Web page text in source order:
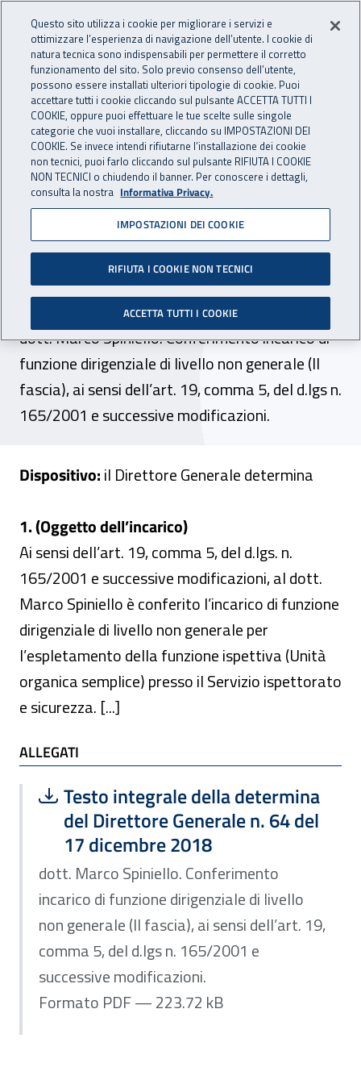
INAIL - Istituto Nazionale
Apri cerca
Navigazione principale
Navigazione - Ti trovi in:
Home Atti e documenti Determine Direttore Generale
17 dicembre 2018
17 dicembre 2018
Determina del Direttore
Generale n. 64 del 17
dicembre 2018
dott. Marco Spiniello. Conferimento incarico di
funzione dirigenziale di livello non generale (II
fascia), ai sensi dell’art. 19, comma 5, del d.lgs n.
165/2001 e successive modificazioni.
Dispositivo:il Direttore Generale determina
1. (Oggetto dell’incarico)
Ai sensi dell’art. 19, comma 5, del d.lgs. n.
165/2001 e successive modificazioni, al dott.
Marco Spiniello è conferito l’incarico di funzione
dirigenziale di livello non generale per
l’espletamento della funzione ispettiva (Unità
organica semplice) presso il Servizio ispettorato
e sicurezza. [...]
ALLEGATI
ALLEGATI
Scarica file:
Testo integrale della determina
del Direttore Generale n. 64 del
17 dicembre 2018
Formato PDF — Dimensione 223.72 kB
dott. Marco Spiniello. Conferimento
incarico di funzione dirigenziale di livello
non generale (II fascia), ai sensi dell’art. 19,
comma 5, del d.lgs n. 165/2001 e
successive modificazioni.
Formato PDF — 223.72 kB
Questo sito utilizza i cookie per migliorare i servizi e
ottimizzare l’esperienza di navigazione dell’utente. I cookie di
natura tecnica sono indispensabili per permettere il corretto
funzionamento del sito. Solo previo consenso dell’utente,
possono essere installati ulteriori tipologie di cookie. Puoi
accettare tutti i cookie cliccando sul pulsante ACCETTA TUTTI I
COOKIE, oppure puoi effettuare le tue scelte sulle singole
categorie che vuoi installare, cliccando su IMPOSTAZIONI DEI
COOKIE. Se invece intendi rifiutarne l’installazione dei cookie
non tecnici, puoi farlo cliccando sul pulsante RIFIUTA I COOKIE
NON TECNICI o chiudendo il banner. Per conoscere i dettagli,
consulta la nostra Informativa Privacy.
IMPOSTAZIONI DEI COOKIE
RIFIUTA I COOKIE NON TECNICI
ACCETTA TUTTI I COOKIE